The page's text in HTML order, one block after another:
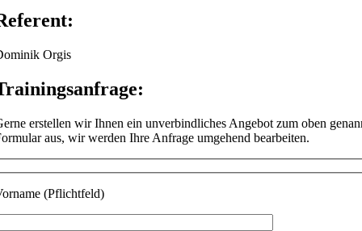
Orgis
erstellen wir Ihnen ein unverbindliches Angebot zum oben
aus, wir werden Ihre Anfrage umgehend bearbeiten.
(Pflichtfeld)